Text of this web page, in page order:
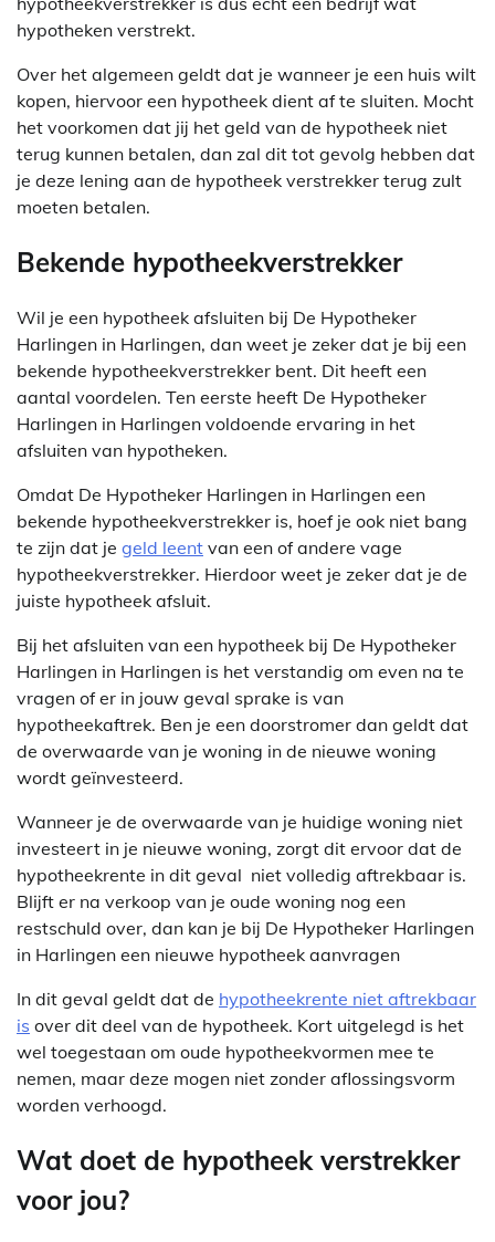
hypotheken verstrekt.
Over het algemeen geldt dat je wanneer je een huis wilt
kopen, hiervoor een hypotheek dient af te sluiten. Mocht
het voorkomen dat jij het geld van de hypotheek niet
terug kunnen betalen, dan zal dit tot gevolg hebben dat
je deze lening aan de hypotheek verstrekker terug zult
moeten betalen.
Bekende hypotheekverstrekker
Wil je een hypotheek afsluiten bij De Hypotheker
Harlingen in Harlingen, dan weet je zeker dat je bij een
bekende hypotheekverstrekker bent. Dit heeft een
aantal voordelen. Ten eerste heeft De Hypotheker
Harlingen in Harlingen voldoende ervaring in het
afsluiten van hypotheken.
Omdat De Hypotheker Harlingen in Harlingen een
bekende hypotheekverstrekker is, hoef je ook niet bang
te zijn dat je geld leent van een of andere vage
hypotheekverstrekker. Hierdoor weet je zeker dat je de
juiste hypotheek afsluit.
Bij het afsluiten van een hypotheek bij De Hypotheker
Harlingen in Harlingen is het verstandig om even na te
vragen of er in jouw geval sprake is van
hypotheekaftrek. Ben je een doorstromer dan geldt dat
de overwaarde van je woning in de nieuwe woning
wordt geïnvesteerd.
Wanneer je de overwaarde van je huidige woning niet
investeert in je nieuwe woning, zorgt dit ervoor dat de
hypotheekrente in dit geval niet volledig aftrekbaar is.
Blijft er na verkoop van je oude woning nog een
restschuld over, dan kan je bij De Hypotheker Harlingen
in Harlingen een nieuwe hypotheek aanvragen
In dit geval geldt dat de hypotheekrente niet aftrekbaar
is over dit deel van de hypotheek. Kort uitgelegd is het
wel toegestaan om oude hypotheekvormen mee te
nemen, maar deze mogen niet zonder aflossingsvorm
worden verhoogd.
Wat doet de hypotheek verstrekker
voor jou?